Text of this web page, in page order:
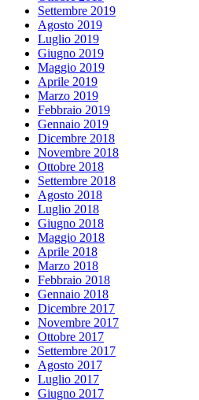
Settembre 2019
Agosto 2019
Luglio 2019
Giugno 2019
Maggio 2019
Aprile 2019
Marzo 2019
Febbraio 2019
Gennaio 2019
Dicembre 2018
Novembre 2018
Ottobre 2018
Settembre 2018
Agosto 2018
Luglio 2018
Giugno 2018
Maggio 2018
Aprile 2018
Marzo 2018
Febbraio 2018
Gennaio 2018
Dicembre 2017
Novembre 2017
Ottobre 2017
Settembre 2017
Agosto 2017
Luglio 2017
Giugno 2017